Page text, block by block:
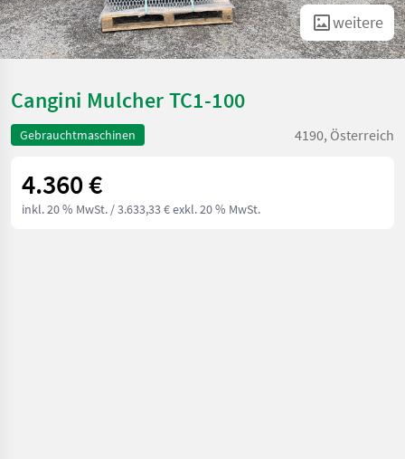
weitere
Cangini Mulcher TC1-100
Gebrauchtmaschinen 4190, Österreich
4.360 €
inkl. 20 % MwSt. / 3.633,33 € exkl. 20 % MwSt.